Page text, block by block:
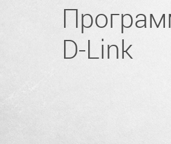
D-Link